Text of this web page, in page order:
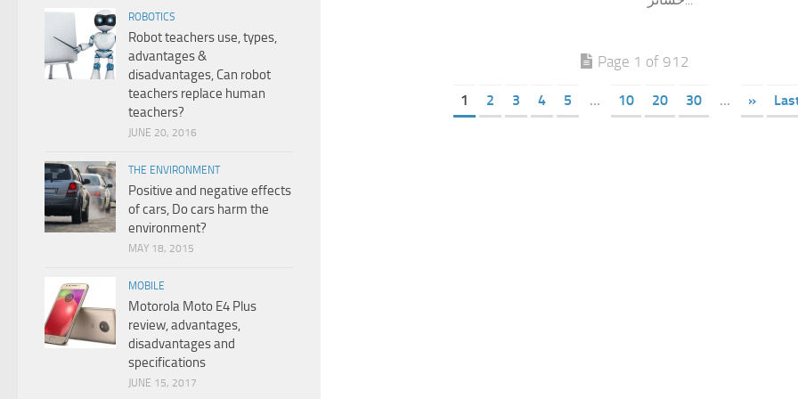
Page 1 of 912
1 2 3 4 5 ... 10 20 30 ... »
ROBOTICS
Robot teachers use, types,
advantages &
disadvantages, Can robot
teachers replace human
teachers?
JUNE 20, 2016
THE ENVIRONMENT
Positive and negative effects
of cars, Do cars harm the
environment?
MAY 18, 2015
MOBILE
Motorola Moto E4 Plus
review, advantages,
disadvantages and
specifications
JUNE 15, 2017